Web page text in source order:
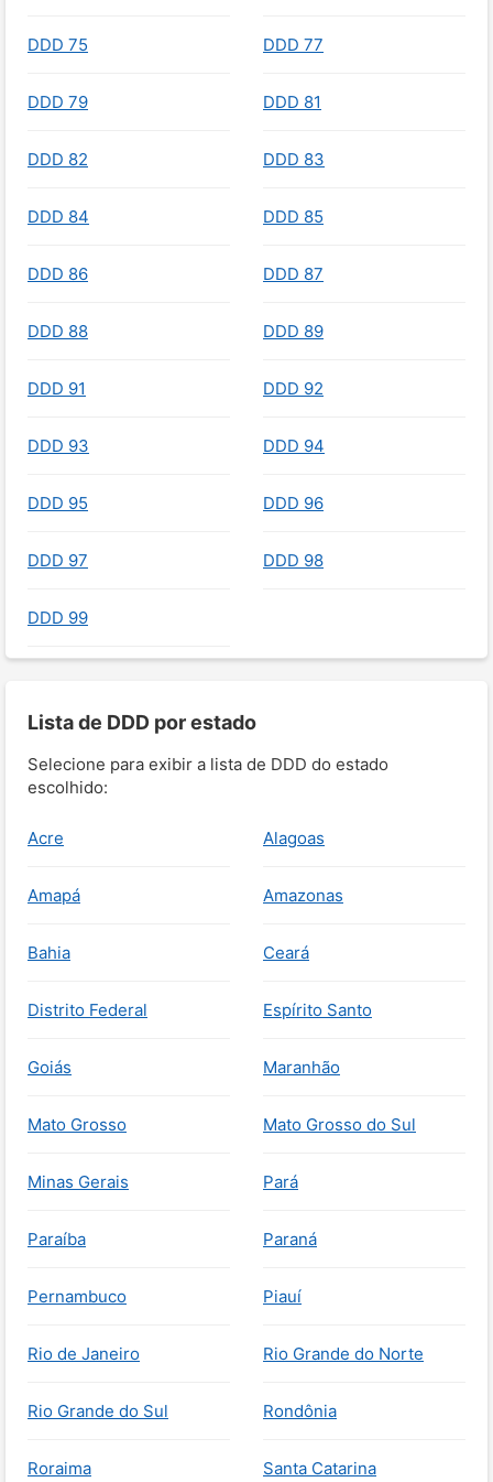
DDD 75 DDD 77
DDD 79 DDD 81
DDD 82 DDD 83
DDD 84 DDD 85
DDD 86 DDD 87
DDD 88 DDD 89
DDD 91 DDD 92
DDD 93 DDD 94
DDD 95 DDD 96
DDD 97 DDD 98
DDD 99
Lista de DDD por estado
Selecione para exibir a lista de DDD do estado
escolhido:
Acre Alagoas
Amapá Amazonas
Bahia Ceará
Distrito Federal Espírito Santo
Goiás Maranhão
Mato Grosso Mato Grosso do Sul
Minas Gerais Pará
Paraíba Paraná
Pernambuco Piauí
Rio de Janeiro Rio Grande do Norte
Rio Grande do Sul Rondônia
Roraima Santa Catarina